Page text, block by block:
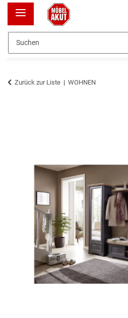
Zurück zur Liste WOHNEN